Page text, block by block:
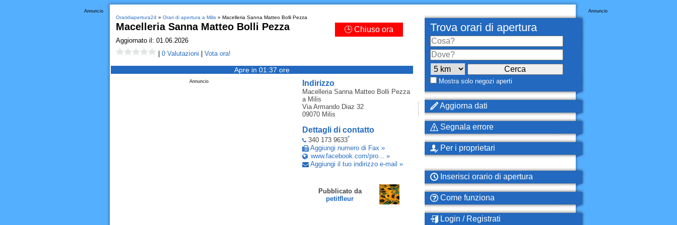
Annuncio
Oraridiapertura24» Orari di apertura a Milis» Macelleria Sanna Matteo Bolli Pezza
Macelleria Sanna Matteo Bolli Pezza 🕒 Chiuso ora
Aggiornato il: 01.06.2026
0 Valutazioni Vota ora!
Apre in 01:37 ore
Indirizzo
Macelleria Sanna Matteo Bolli Pezza
a Milis
Via Armando Diaz 32
09070 Milis
Dettagli di contatto
340 173 9633*
Aggiungi numero di Fax »
www.facebook.com/pro... »
Aggiungi il tuo indirizzo e-mail »
Pubblicato da
petitfleur
Annuncio
Annuncio
Trova orari di apertura
Mostra solo negozi aperti
Aggiorna dati
Segnala errore
Per i proprietari
Inserisci orario di apertura
Come funziona
Login / Registrati